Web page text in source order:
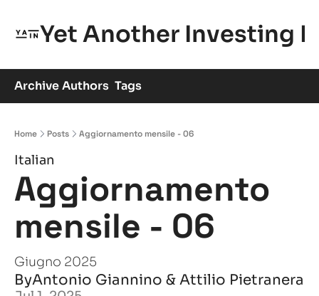
Yet Another Investing
ArchiveAuthors Tags
Home Posts Aggiornamento mensile - 06
Italian
Aggiornamento
mensile - 06
Giugno 2025
ByAntonio Giannino & Attilio Pietranera